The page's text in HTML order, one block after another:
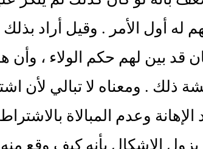
له أول الأمر . وقيل أراد بذلك
قد بين لهم حكم الولاء ،
ذلك . ومعناه لا تبالي لأن
وعدم المبالاة